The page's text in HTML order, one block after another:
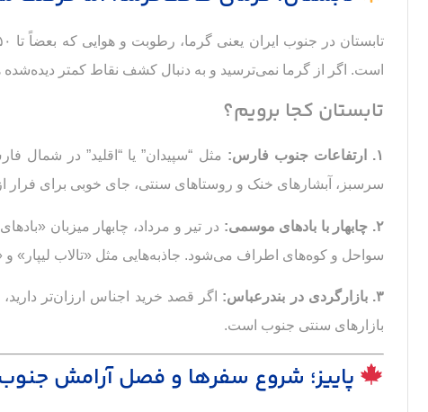
است. اگر از گرما نمی‌ترسید و به دنبال کشف نقاط کمتر
تابستان کجا برویم؟
۱. ارتفاعات جنوب فارس:
مثل “سپیدان” یا “اقلید” در شمال
سرسبز، آبشارهای خنک و روستاهای سنتی، جای خوبی برای فرار
۲. چابهار با بادهای موسمی:
در تیر و مرداد، چابهار میزبان
سواحل و کوه‌های اطراف می‌شود. جاذبه‌هایی مثل «تالاب لیپار» و
۳. بازارگردی در بندرعباس:
اگر قصد خرید اجناس ارزان‌تر
بازارهای سنتی جنوب است.
پاییز؛ شروع سفرها و فصل آرامش
امکان عکاسی با لباس محلی